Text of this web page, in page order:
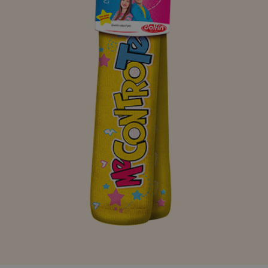
Panettoncino di cioccolato Alysel
Panettoncino di cioccolato Barbie
Panettoncino di cioccolato Bing
Panettoncino di cioccolato Hot Wheels
Panettoncino di cioccolato Ovosauro
Sacco delle feste Barbie 150g